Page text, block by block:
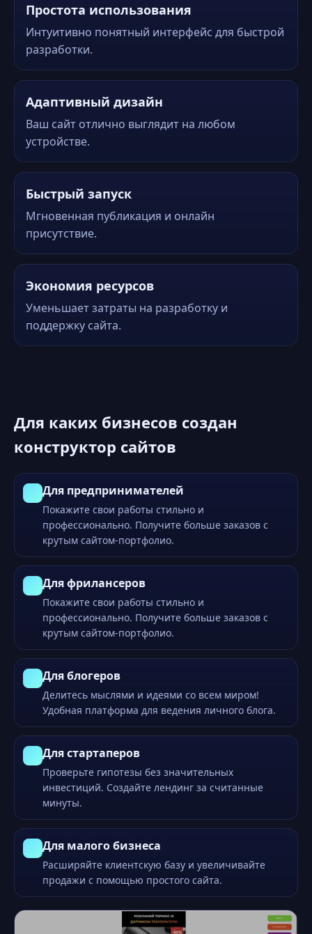
Простота использования
Интуитивно понятный интерфейс для быстрой
разработки.
Адаптивный дизайн
Ваш сайт отлично выглядит на любом
устройстве.
Быстрый запуск
Мгновенная публикация и онлайн
присутствие.
Экономия ресурсов
Уменьшает затраты на разработку и
поддержку сайта.
Для каких бизнесов создан
конструктор сайтов
Для предпринимателей
Покажите свои работы стильно и
профессионально. Получите больше заказов с
крутым сайтом-портфолио.
Для фрилансеров
Покажите свои работы стильно и
профессионально. Получите больше заказов с
крутым сайтом-портфолио.
Для блогеров
Делитесь мыслями и идеями со всем миром!
Удобная платформа для ведения личного блога.
Для стартаперов
Проверьте гипотезы без значительных
инвестиций. Создайте лендинг за считанные
минуты.
Для малого бизнеса
Расширяйте клиентскую базу и увеличивайте
продажи с помощью простого сайта.